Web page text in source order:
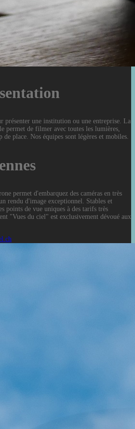
présenter une institution ou une entreprise. La
permet de filmer avec toutes les lumières,
de place. Nos équipes sont légères et mobiles.
permet d'embarquez des caméras en très
rendu d'image exceptionnel. Stables et
points de vue uniques à des tarifs très
"Vues du ciel" est exclusivement dévoué aux